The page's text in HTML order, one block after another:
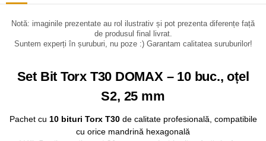
Notă: imaginile prezentate au rol ilustrativ și pot prezenta diferențe față
de produsul final livrat.
Suntem experți în șuruburi, nu poze :) Garantam calitatea suruburilor!
Set Bit Torx T30 DOMAX – 10 buc., oțel
S2, 25 mm
Pachet cu 10 bituri Torx T30de calitate profesională, compatibile
cu orice mandrină hexagonală